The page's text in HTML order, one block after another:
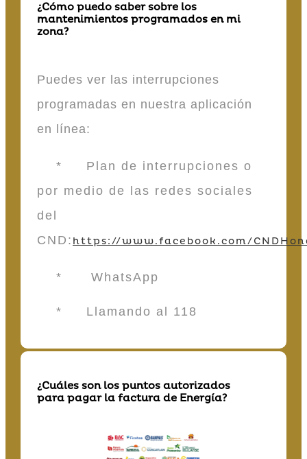
¿Cómo puedo saber sobre los
mantenimientos programados en mi
zona?
Puedes ver las interrupciones
programadas en nuestra aplicación
en línea:
* Plan de interrupciones o
por medio de las redes sociales
del
CND: https://www.facebook.com/
* WhatsApp
* Llamando al 118
¿Cuáles son los puntos autorizados
para pagar la factura de Energía?